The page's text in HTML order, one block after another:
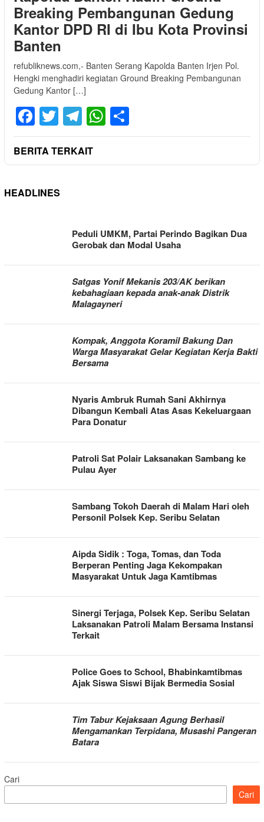
Breaking Pembangunan Gedung
Kantor DPD RI di Ibu Kota Provinsi
Banten
refubliknews.com,- Banten Serang Kapolda Banten Irjen Pol.
Hengki menghadiri kegiatan Ground Breaking Pembangunan
Gedung Kantor […]
Facebook
Twitter
Telegram
WhatsApp
BERITA TERKAIT
HEADLINES
REFUBLIKNEWSPeduli UMKM, Partai Perindo Bagikan Dua
Gerobak dan Modal Usaha
Satgas Yonif Mekanis 203/AK berikan
kebahagiaan kepada anak-anak Distrik
Malagayneri
Kompak, Anggota Koramil Bakung Dan
Warga Masyarakat Gelar Kegiatan Kerja Bakti
Bersama
Nyaris Ambruk Rumah Sani Akhirnya
Dibangun Kembali Atas Asas Kekeluargaan
Para Donatur
Patroli Sat Polair Laksanakan Sambang ke
Pulau Ayer
Sambang Tokoh Daerah di Malam Hari oleh
Personil Polsek Kep. Seribu Selatan
Aipda Sidik : Toga, Tomas, dan Toda
Berperan Penting Jaga Kekompakan
Masyarakat Untuk Jaga Kamtibmas
Sinergi Terjaga, Polsek Kep. Seribu Selatan
Laksanakan Patroli Malam Bersama Instansi
Terkait
Police Goes to School, Bhabinkamtibmas
Ajak Siswa Siswi Bijak Bermedia Sosial
Tim Tabur Kejaksaan Agung Berhasil
Mengamankan Terpidana, Musashi Pangeran
Batara
Cari
Cari